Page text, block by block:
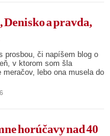
Denisko a pravda,
prosbou, či napíšem blog o
v ktorom som šla
lebo ona musela do
horúčavy nad 40